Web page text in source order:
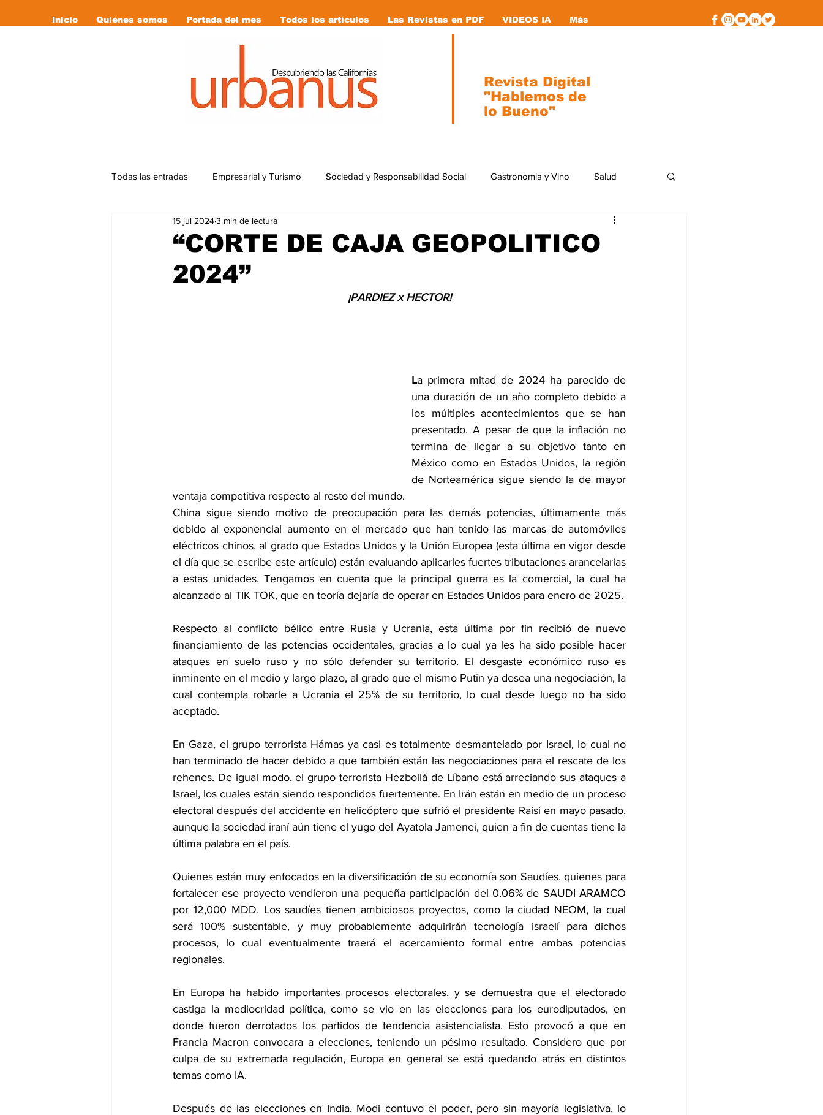
Inicio Quiénes somos Portada del mes Todos los artículos Las Revistas en PDF VIDEOS IA Más
Todas las entradas Empresarial y Turismo Sociedad y Responsabilidad Social Gastronomia y Vino Salud
Deportes Editorial
Libro Recomendado las revistas en pdf
“CORTE DE CAJA GEOPOLITICO
2024”
15 jul 20243 min de lectura
¡PARDIEZ x HECTOR!
La primera mitad de 2024 ha parecido de
una duración de un año completo debido a
los múltiples acontecimientos que se han
presentado. A pesar de que la inflación no
termina de llegar a su objetivo tanto en
México como en Estados Unidos, la región
de Norteamérica sigue siendo la de mayor
ventaja competitiva respecto al resto del mundo.
China sigue siendo motivo de preocupación para las demás potencias, últimamente más
debido al exponencial aumento en el mercado que han tenido las marcas de automóviles
eléctricos chinos, al grado que Estados Unidos y la Unión Europea (esta última en vigor desde
el día que se escribe este artículo) están evaluando aplicarles fuertes tributaciones arancelarias
a estas unidades. Tengamos en cuenta que la principal guerra es la comercial, la cual ha
alcanzado al TIK TOK, que en teoría dejaría de operar en Estados Unidos para enero de 2025.
Respecto al conflicto bélico entre Rusia y Ucrania, esta última por fin recibió de nuevo
financiamiento de las potencias occidentales, gracias a lo cual ya les ha sido posible hacer
ataques en suelo ruso y no sólo defender su territorio. El desgaste económico ruso es
inminente en el medio y largo plazo, al grado que el mismo Putin ya desea una negociación, la
cual contempla robarle a Ucrania el 25% de su territorio, lo cual desde luego no ha sido
aceptado.
En Gaza, el grupo terrorista Hámas ya casi es totalmente desmantelado por Israel, lo cual no
han terminado de hacer debido a que también están las negociaciones para el rescate de los
rehenes. De igual modo, el grupo terrorista Hezbollá de Líbano está arreciando sus ataques a
Israel, los cuales están siendo respondidos fuertemente. En Irán están en medio de un proceso
electoral después del accidente en helicóptero que sufrió el presidente Raisi en mayo pasado,
aunque la sociedad iraní aún tiene el yugo del Ayatola Jamenei, quien a fin de cuentas tiene la
última palabra en el país.
Quienes están muy enfocados en la diversificación de su economía son Saudíes, quienes para
fortalecer ese proyecto vendieron una pequeña participación del 0.06% de SAUDI ARAMCO
por 12,000 MDD. Los saudíes tienen ambiciosos proyectos, como la ciudad NEOM, la cual
será 100% sustentable, y muy probablemente adquirirán tecnología israelí para dichos
procesos, lo cual eventualmente traerá el acercamiento formal entre ambas potencias
regionales.
En Europa ha habido importantes procesos electorales, y se demuestra que el electorado
castiga la mediocridad política, como se vio en las elecciones para los eurodiputados, en
donde fueron derrotados los partidos de tendencia asistencialista. Esto provocó a que en
Francia Macron convocara a elecciones, teniendo un pésimo resultado. Considero que por
culpa de su extremada regulación, Europa en general se está quedando atrás en distintos
temas como IA.
Después de las elecciones en India, Modi contuvo el poder, pero sin mayoría legislativa, lo
Revista Digital
"Hablemos de
lo Bueno"